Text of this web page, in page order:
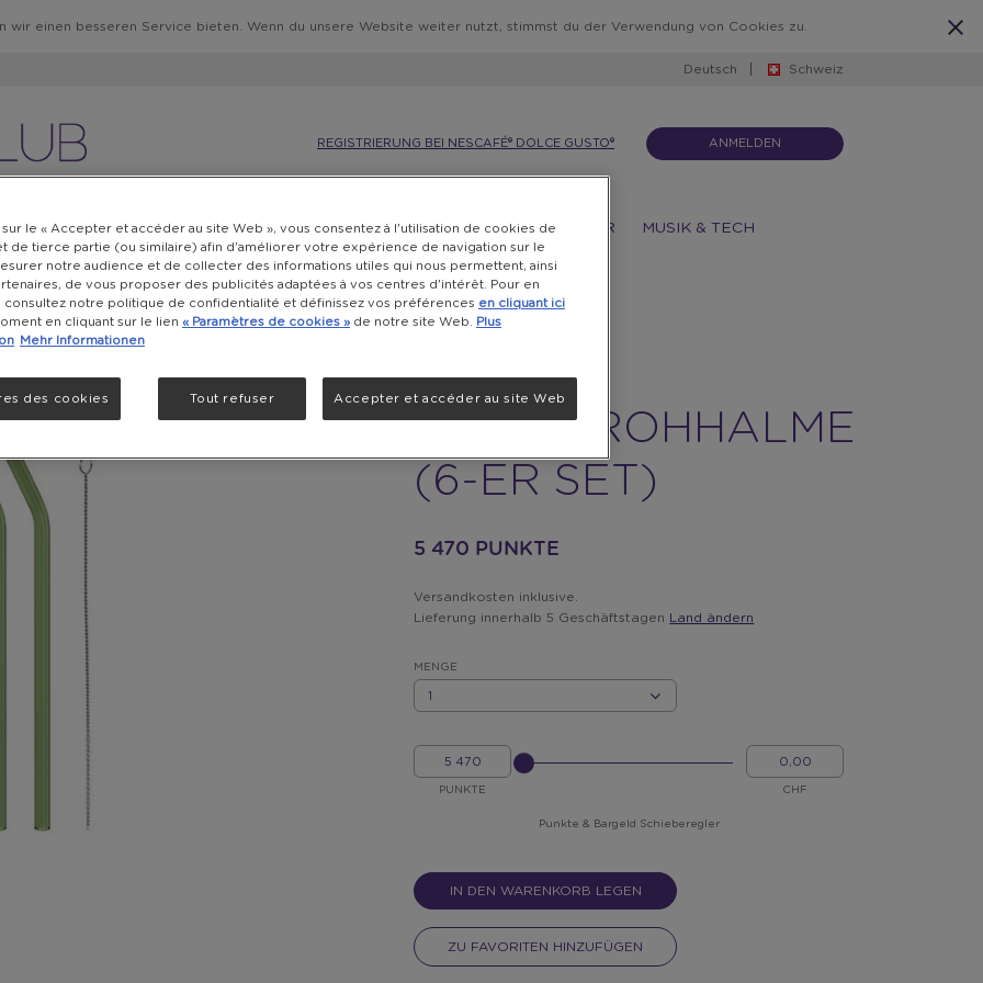
wir einen besseren Service bieten. Wenn du unsere Website weiter nutzt, stimmst du der Verwendung von Cookies zu.
Deutsch Schweiz
REGISTRIERUNG BEI NESCAFÉ® DOLCE GUSTO® ANMELDEN
KAFFEEWELT GESCHENKKARTEN NACHHALTIGKEIT IN & OUTDOOR MUSIK & TECH
SOMMER
FURBER
GLASSTROHHALME
(6-ER SET)
5 470 PUNKTE
Versandkosten inklusive.
Lieferung innerhalb 5 Geschäftstagen Land ändern
MENGE
MEINE
PUNKTE
PUNKTE
MEIN
BARGELD
CHF
BITTE
INPUT
Punkte & Bargeld Schieberegler
IN DEN WARENKORB LEGEN
ZU FAVORITEN HINZUFÜGEN
sur le « Accepter et accéder au site Web », vous consentez à l'utilisation de cookies de
de tierce partie (ou similaire) afin d'améliorer votre expérience de navigation sur le
notre audience et de collecter des informations utiles qui nous permettent, ainsi
de vous proposer des publicités adaptées à vos centres d'intérêt. Pour en
consultez notre politique de confidentialité et définissez vos préférences en cliquant ici
en cliquant sur le lien « Paramètres de cookies » de notre site Web. Plus
Mehr Informationen
des cookies Tout refuser Accepter et accéder au site Web